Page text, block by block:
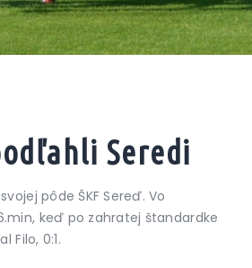
Seredi
pôde ŠKF Sereď. Vo
keď po zahratej štandardke
Filo, 0:1.